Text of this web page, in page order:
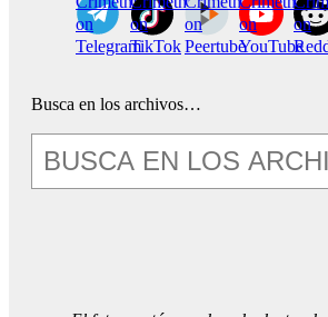
on
Telegram
on
TikTok
on
Peertube
on
YouTube
on
Busca en los archivos…